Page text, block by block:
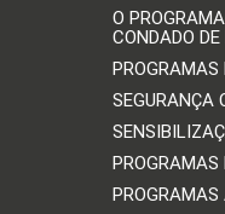
O
CONDADO
SEGURANÇA
PROGRAMAS
PROGRAMAS